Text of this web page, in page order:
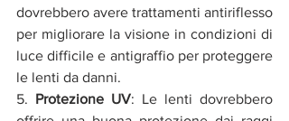
dovrebbero avere trattamenti antiriflesso
per migliorare la visione in condizioni di
luce difficile e antigraffio per proteggere
le lenti da danni.
5. Protezione UV: Le lenti dovrebbero